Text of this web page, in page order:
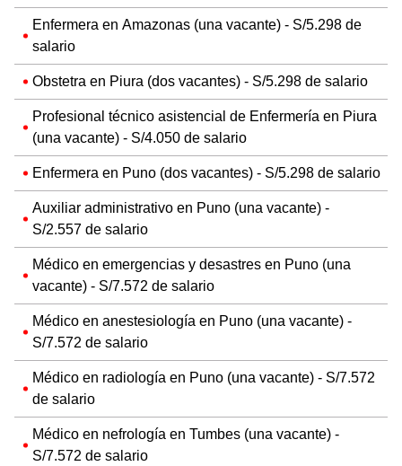
Enfermera en Amazonas (una vacante) - S/5.298 de
salario
Obstetra en Piura (dos vacantes) - S/5.298 de salario
Profesional técnico asistencial de Enfermería en Piura
(una vacante) - S/4.050 de salario
Enfermera en Puno (dos vacantes) - S/5.298 de salario
Auxiliar administrativo en Puno (una vacante) -
S/2.557 de salario
Médico en emergencias y desastres en Puno (una
vacante) - S/7.572 de salario
Médico en anestesiología en Puno (una vacante) -
S/7.572 de salario
Médico en radiología en Puno (una vacante) - S/7.572
de salario
Médico en nefrología en Tumbes (una vacante) -
S/7.572 de salario